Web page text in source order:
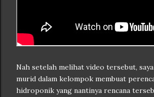
Nah setelah melihat video tersebut,
murid dalam kelompok membuat
hidroponik yang nantinya rencana